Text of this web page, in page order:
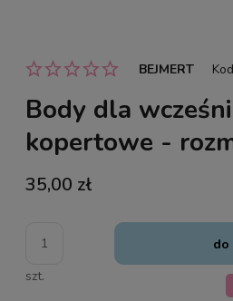
BEJMERT
Body dla
kopertowe -
35,00 zł
szt.
do